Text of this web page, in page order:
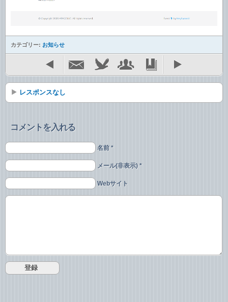
カテゴリー: お知らせ
レスポンスなし
コメントを入れる
名前 *
メール(非表示) *
Webサイト